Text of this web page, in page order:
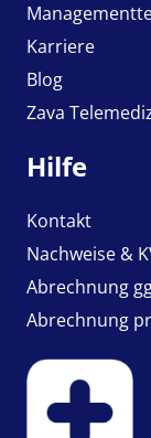
Karriere
Blog
Zava
Hilfe
Kontakt
Nachweise &
Abrechnung
Abrechnung